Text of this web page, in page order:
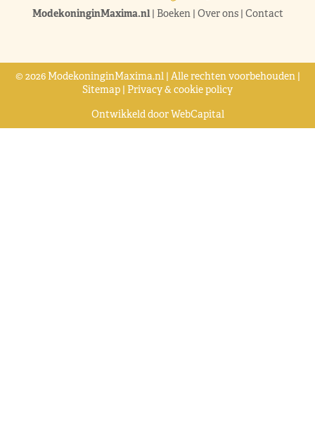
ModekoninginMaxima.nl| Boeken| Over ons| Contact
© 2026 ModekoninginMaxima.nl | Alle rechten voorbehouden |
Sitemap | Privacy & cookie policy
Ontwikkeld doorWebCapital